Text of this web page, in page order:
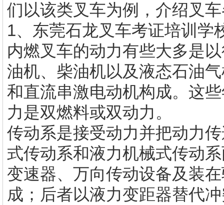
们以该类叉车为例，介绍叉
1、 东莞石龙叉车考证培训学
内燃叉车的动力有些大多是
油机、柴油机以及液态石油
和直流串激电动机构成。这
力是双燃料或双动力。
传动系是接受动力并把动力
式传动系和液力机械式传动
变速器、万向传动设备及装
成；后者以液力变距器替代